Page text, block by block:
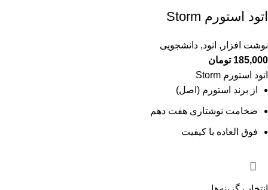
اتود استورم Storm
نوشت افزار , اتود, دانشجویی
185,000 تومان
اتود استورم Storm
از برند استورم (اصل)
ضخامت نوشتاری هفت دهم
فوق العاده با کیفیت